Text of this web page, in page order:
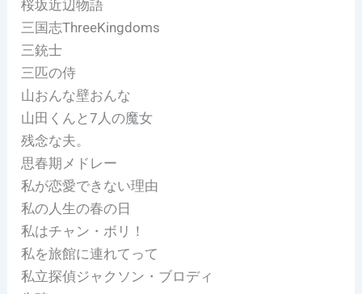
桜坂近辺物語
三国志ThreeKingdoms
三銃士
三匹の侍
山おんな壁おんな
山田くんと7人の魔女
残念な夫。
思春期メドレー
私が恋愛できない理由
私の人生の春の日
私はチャン・ボリ！
私を旅館に連れてって
私立探偵ジャクソン・ブロディ